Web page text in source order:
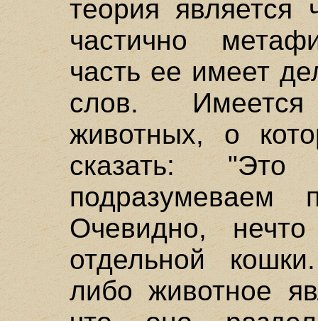
теория является
частично
часть ее имеет
слов.
животных, о
сказать:
подразумеваем
Очевидно,
отдельной
либо животное